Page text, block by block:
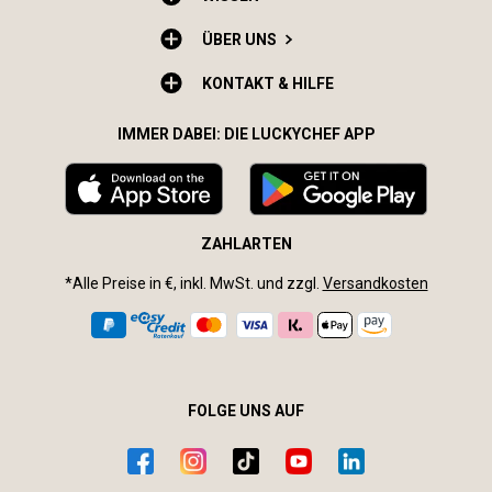
ÜBER UNS
KONTAKT & HILFE
IMMER DABEI: DIE LUCKYCHEF APP
ZAHLARTEN
*Alle Preise in €, inkl. MwSt. und zzgl. Versandkosten
FOLGE UNS AUF